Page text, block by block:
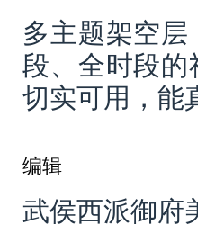
多主题架空
段、全时段
切实可用，能
编辑
武侯西派御府